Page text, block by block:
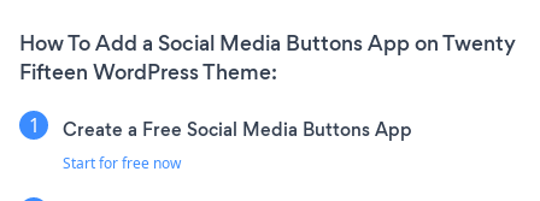
How To Add a Social Media Buttons App on Twenty
Fifteen WordPress Theme:
Create a Free Social Media Buttons App
Start for free now